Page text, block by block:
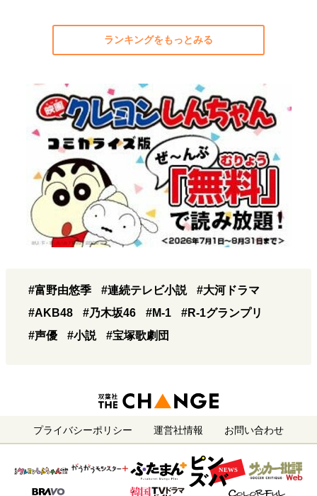
ランキングをもっとみる
#富野由悠季 #連続テレビ小説
#大河ドラマ
#AKB48
#乃木坂46 #M-1
#R-1グランプリ
#声優
#小説 #宝塚歌劇団
プライバシーポリシー 運営社情報 お問い合わせ